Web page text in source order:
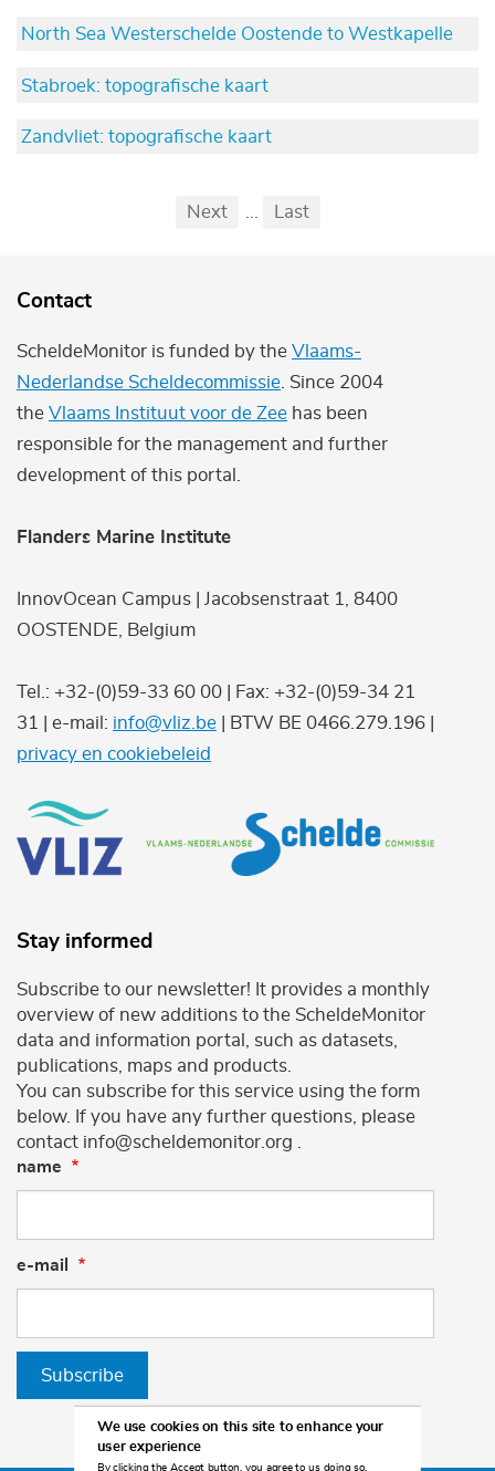
North Sea Westerschelde Oostende to Westkapelle
Stabroek: topografische kaart
Zandvliet: topografische kaart
First
Previous
Next Last
Contact
ScheldeMonitor is funded by the Vlaams-
Nederlandse Scheldecommissie . Since 2004
the Vlaams Instituut voor de Zee has been
responsible for the management and further
development of this portal.
Flanders Marine Institute
InnovOcean Campus | Jacobsenstraat 1, 8400
OOSTENDE, Belgium
Tel.: +32-(0)59-33 60 00 | Fax: +32-(0)59-34 21
31 | e-mail: info@vliz.be | BTW BE 0466.279.196 |
privacy en cookiebeleid
Stay informed
Subscribe to our newsletter! It provides a monthly
overview of new additions to the ScheldeMonitor
data and information portal, such as datasets,
publications, maps and products.
You can subscribe for this service using the form
below. If you have any further questions, please
contact info@scheldemonitor.org .
name
e-mail
Subscribe
We use cookies on this site to enhance your
user experience
By clicking the Accept button, you agree to us doing so.